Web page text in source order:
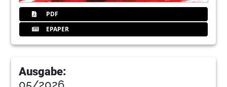
PDF
EPAPER
Ausgabe: